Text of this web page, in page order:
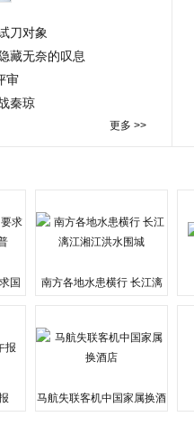
刀对象
藏无奈的叹息
审
秦琼
更多 >>
国
南方各地水患横行 长江漓
马航失联客机中国家属换酒